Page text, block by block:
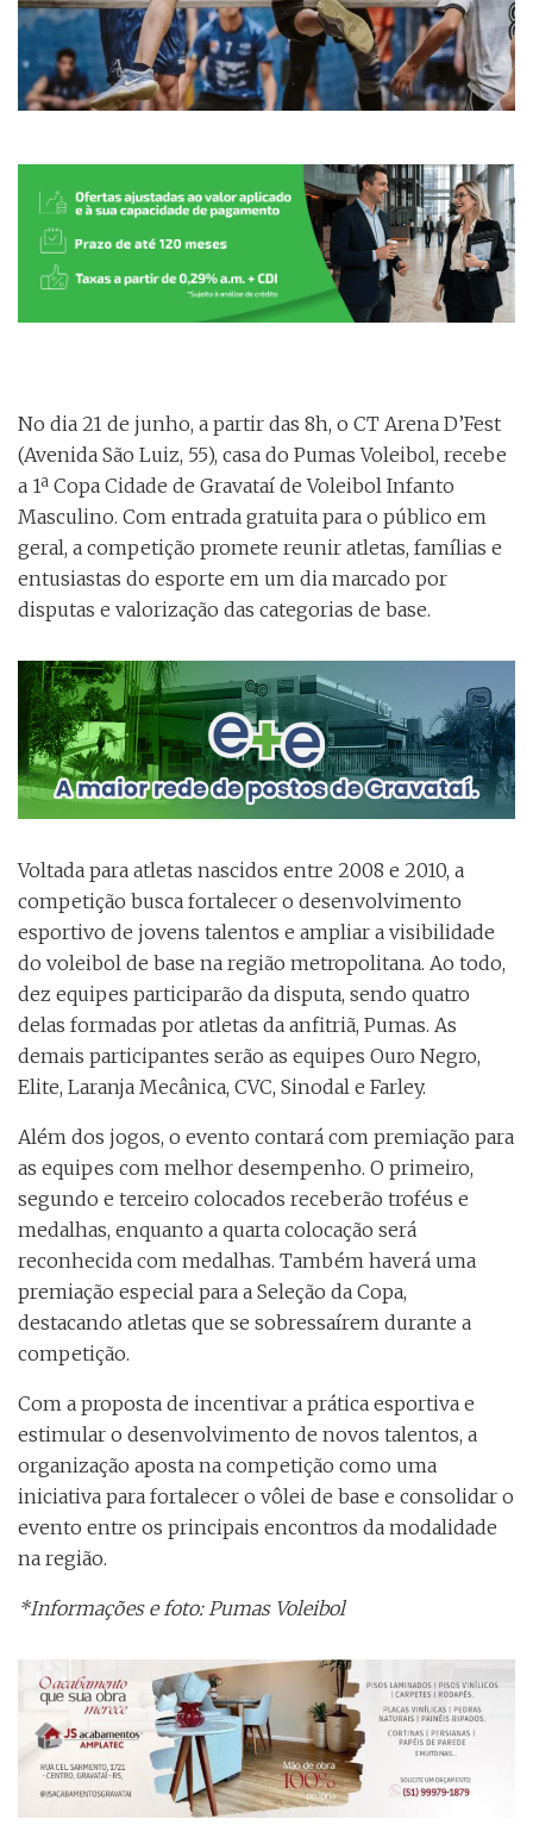
No dia 21 de junho, a partir das 8h, o CT Arena D’Fest
(Avenida São Luiz, 55), casa do Pumas Voleibol, recebe
a 1ª Copa Cidade de Gravataí de Voleibol Infanto
Masculino. Com entrada gratuita para o público em
geral, a competição promete reunir atletas, famílias e
entusiastas do esporte em um dia marcado por
disputas e valorização das categorias de base.
Voltada para atletas nascidos entre 2008 e 2010, a
competição busca fortalecer o desenvolvimento
esportivo de jovens talentos e ampliar a visibilidade
do voleibol de base na região metropolitana. Ao todo,
dez equipes participarão da disputa, sendo quatro
delas formadas por atletas da anfitriã, Pumas. As
demais participantes serão as equipes Ouro Negro,
Elite, Laranja Mecânica, CVC, Sinodal e Farley.
Além dos jogos, o evento contará com premiação para
as equipes com melhor desempenho. O primeiro,
segundo e terceiro colocados receberão troféus e
medalhas, enquanto a quarta colocação será
reconhecida com medalhas. Também haverá uma
premiação especial para a Seleção da Copa,
destacando atletas que se sobressaírem durante a
competição.
Com a proposta de incentivar a prática esportiva e
estimular o desenvolvimento de novos talentos, a
organização aposta na competição como uma
iniciativa para fortalecer o vôlei de base e consolidar o
evento entre os principais encontros da modalidade
na região.
*Informações e foto: Pumas Voleibol